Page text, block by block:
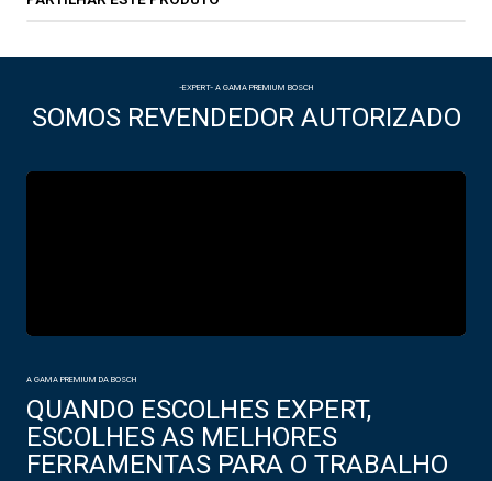
-EXPERT- A GAMA PREMIUM BOSCH
SOMOS REVENDEDOR AUTORIZADO
A GAMA PREMIUM DA BOSCH
QUANDO ESCOLHES EXPERT,
ESCOLHES AS MELHORES
FERRAMENTAS PARA O TRABALHO